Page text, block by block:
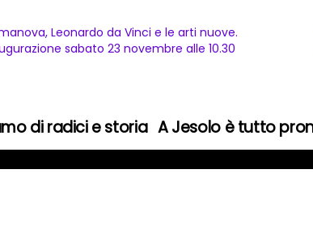
Leonardo da Vinci e le arti nuove.
sabato 23 novembre alle 10.30
A Jesolo è tutto
di radici e storia